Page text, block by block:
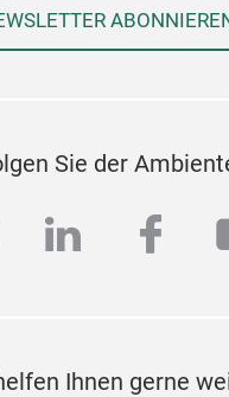
Sie der
linkedin
Ihnen gerne